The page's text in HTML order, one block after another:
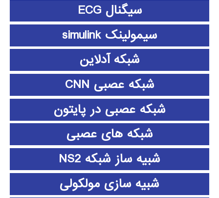
سیگنال ECG
سیمولینک simulink
شبکه آدلاین
شبکه عصبی CNN
شبکه عصبی در پایتون
شبکه های عصبی
شبیه ساز شبکه NS2
شبیه سازی مولکولی